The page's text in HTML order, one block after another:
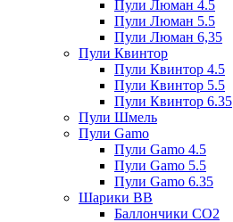
Пули Люман 4.5
Пули Люман 5.5
Пули Люман 6,35
Пули Квинтор
Пули Квинтор 4.5
Пули Квинтор 5.5
Пули Квинтор 6.35
Пули Шмель
Пули Gamo
Пули Gamo 4.5
Пули Gamo 5.5
Пули Gamo 6.35
Шарики BB
Баллончики CO2